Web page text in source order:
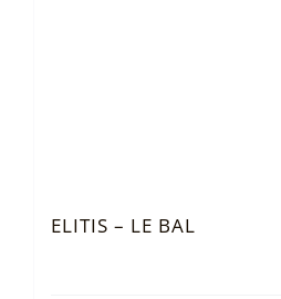
ELITIS – LE BAL